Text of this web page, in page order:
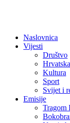
Naslovnica
Vijesti
Društvo
Hrvatska
Kultura
Sport
Svijet i
Emisije
Tragom